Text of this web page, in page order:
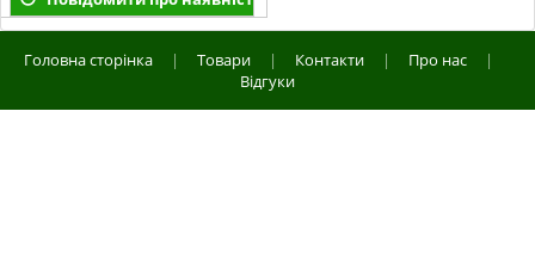
Головна сторінка | Товари | Контакти | Про нас
|
Відгуки